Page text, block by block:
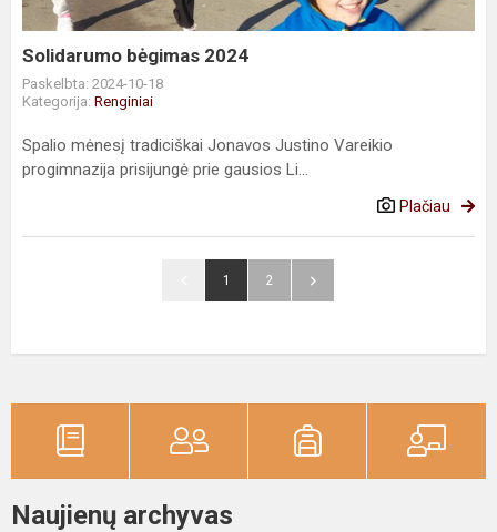
Solidarumo bėgimas 2024
Paskelbta: 2024-10-18
Kategorija: Renginiai
Spalio mėnesį tradiciškai Jonavos Justino Vareikio
progimnazija prisijungė prie gausios Li...
Plačiau
1 2
Naujienų archyvas